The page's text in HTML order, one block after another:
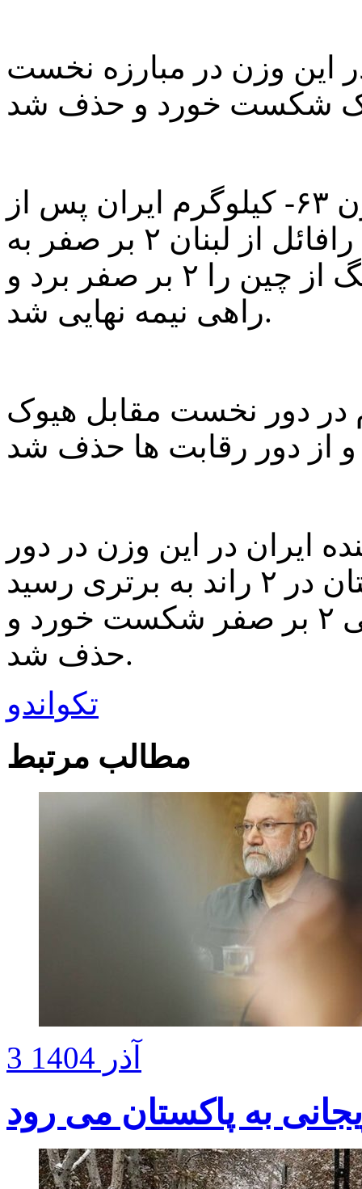
این وزن در مبارزه نخست
مهدی حاج موسایی نماینده وزن ۶۳- کیلوگرم ایران پس از
استراحت در دور نخست، مقابل رافائل از لبنان ۲ بر صفر به
برتری رسید. وی سپس هوانگ از چین را ۲ بر صفر برد و
راهی نیمه نهایی شد.
۸۷- کیلوگرم در دور نخست مقابل هیوک
ایران در این وزن در دور
نخست برابر ساهاک از افغانستان در ۲ راند به برتری رسید
اما در دور دوم برابر حریف چینی ۲ بر صفر شکست خورد و
حذف شد.
تکواندو
مطالب مرتبط
3 آذر 1404
به پاکستان می رود